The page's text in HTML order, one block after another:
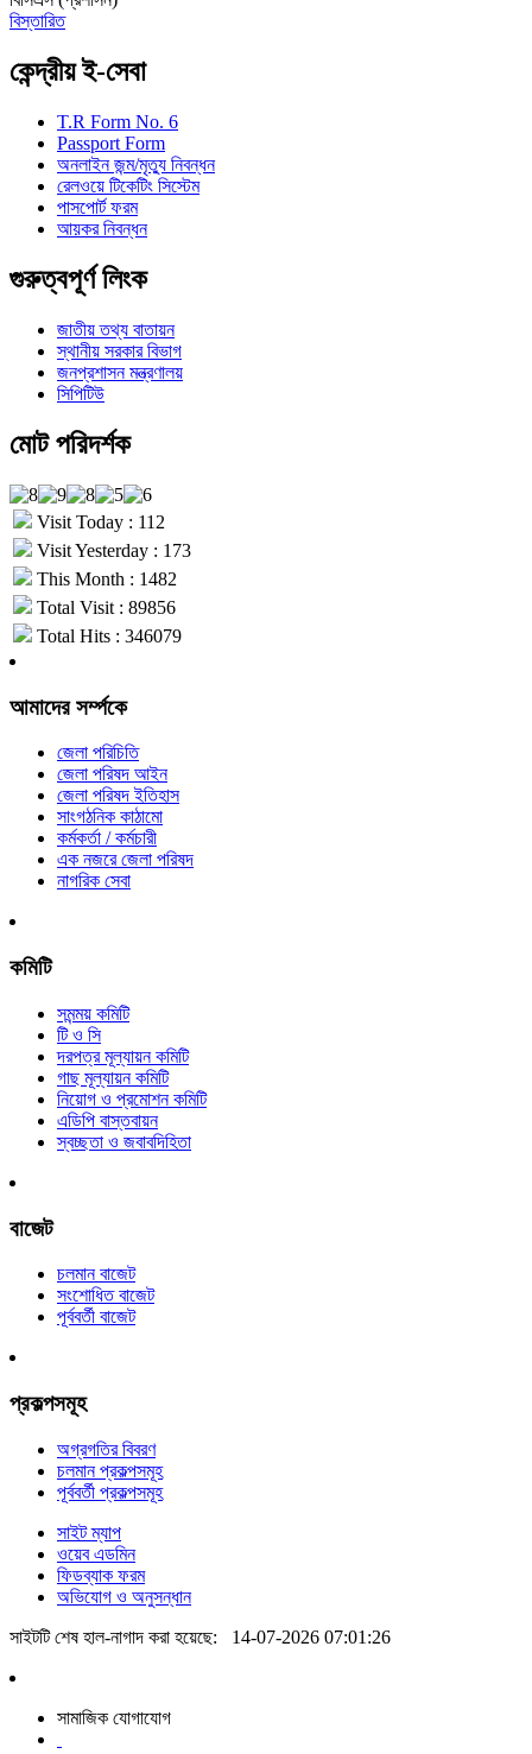
বিস্তারিত
কেন্দ্রীয় ই-সেবা
T.R Form No. 6
Passport Form
অনলাইন জন্ম/মৃত্যু নিবন্ধন
রেলওয়ে টিকেটিং সিস্টেম
পাসপোর্ট ফরম
আয়কর নিবন্ধন
গুরুত্বপূর্ণ লিংক
জাতীয় তথ্য বাতায়ন
স্থানীয় সরকার বিভাগ
জনপ্রশাসন মন্ত্রণালয়
সিপিটিউ
মোট পরিদর্শক
Visit Today : 112
Visit Yesterday : 173
This Month : 1482
Total Visit : 89856
Total Hits : 346079
আমাদের সর্ম্পকে
জেলা পরিচিতি
জেলা পরিষদ আইন
জেলা পরিষদ ইতিহাস
সাংগঠনিক কাঠামো
কর্মকর্তা / কর্মচারী
এক নজরে জেলা পরিষদ
নাগরিক সেবা
কমিটি
সমন্ময় কমিটি
টি ও সি
দরপত্র মূল্যায়ন কমিটি
গাছ মূল্যায়ন কমিটি
নিয়োগ ও প্রমোশন কমিটি
এডিপি বাস্তবায়ন
স্বচ্ছতা ও জবাবদিহিতা
বাজেট
চলমান বাজেট
সংশোধিত বাজেট
পূর্ববর্তী বাজেট
প্রকল্পসমূহ
অগ্রগতির বিবরণ
চলমান প্রকল্পসমূহ
পূর্ববর্তী প্রকল্পসমূহ
সাইট ম্যাপ
ওয়েব এডমিন
ফিডব্যাক ফরম
অভিযোগ ও অনুসন্ধান
সাইটটি শেষ হাল-নাগাদ করা হয়েছে: 14-07-2026 07:01:26
সামাজিক যোগাযোগ